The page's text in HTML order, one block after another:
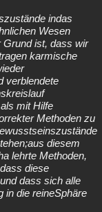
indas
Wesen
Grund ist, dass wir
karmische
verblendete
mit Hilfe
Methoden zu
diesem
lehrte Methoden,
diese
dass sich alle
in die reineSphäre